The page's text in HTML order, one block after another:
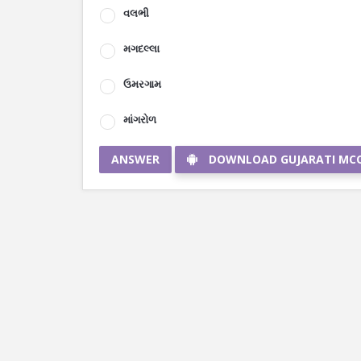
વલભી
મગદલ્લા
ઉમરગામ
માંગરોળ
ANSWER DOWNLOAD GUJARATI